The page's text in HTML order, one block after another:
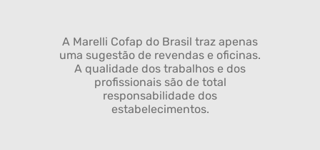
A Marelli Cofap do Brasil traz apenas
uma sugestão de revendas e oficinas.
A qualidade dos trabalhos e dos
profissionais são de total
responsabilidade dos
estabelecimentos.